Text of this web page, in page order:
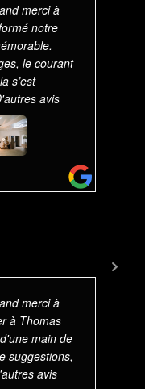
merci à
notre
le courant
s’est
avis
merci à
à Thomas
main de
suggestions,
avis